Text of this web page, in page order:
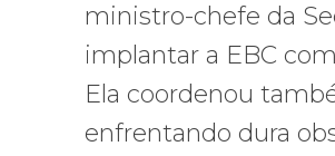
ministro-chefe da
implantar a EBC
Ela coordenou
enfrentando dura